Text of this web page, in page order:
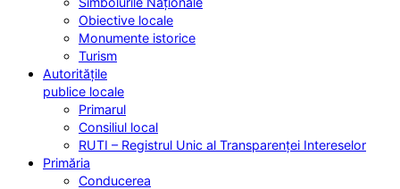
Obiective locale
Monumente istorice
Turism
Autoritățile
publice locale
Primarul
Consiliul local
RUTI – Registrul Unic al Transparenței Intereselor
Primăria
Conducerea